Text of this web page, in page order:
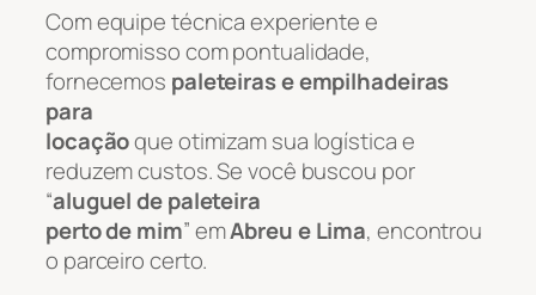
Com equipe técnica experiente e
compromisso com pontualidade,
fornecemos paleteiras e empilhadeiras
para
locaçãoque otimizam sua logística e
reduzem custos. Se você buscou por
“aluguel de paleteira
perto de mim” emAbreu e Lima, encontrou
o parceiro certo.